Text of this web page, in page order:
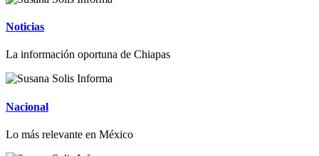
Noticias
La información oportuna de Chiapas
Nacional
Lo más relevante en México